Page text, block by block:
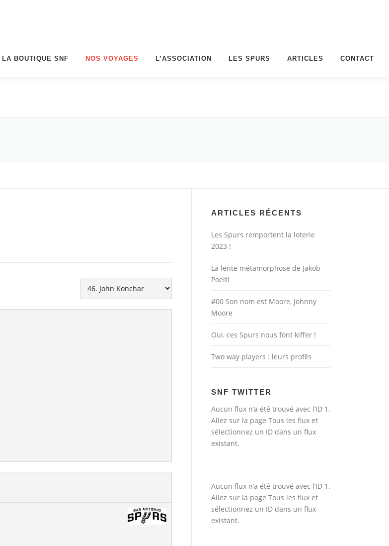
LA BOUTIQUE SNF NOS VOYAGES L’ASSOCIATION LES SPURS ARTICLES CONTACT
ARTICLES RÉCENTS
Les Spurs remportent la loterie
2023 !
La lente métamorphose de Jakob
Poeltl
#00 Son nom est Moore, Johnny
Moore
Oui, ces Spurs nous font kiffer !
Two way players : leurs profils
SNF TWITTER
Aucun flux n’a été trouvé avec l’ID 1.
Allez sur la page Tous les flux et
sélectionnez un ID dans un flux
existant.
Aucun flux n’a été trouvé avec l’ID 1.
Allez sur la page Tous les flux et
sélectionnez un ID dans un flux
existant.